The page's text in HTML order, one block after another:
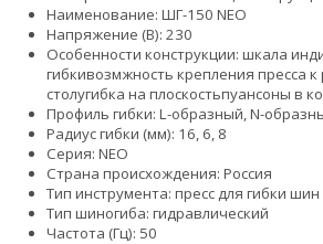
Наименование: ШГ-150 NEO
Напряжение (В): 230
Особенности конструкции: шкала
гибкивозмжность крепления пресса
столугибка на плоскостьпуансоны в
Профиль гибки: L-образный, N-
Радиус гибки (мм): 16, 6, 8
Серия: NEO
Страна происхождения: Россия
Тип инструмента: пресс для гибки шин
Тип шиногиба: гидравлический
Частота (Гц): 50